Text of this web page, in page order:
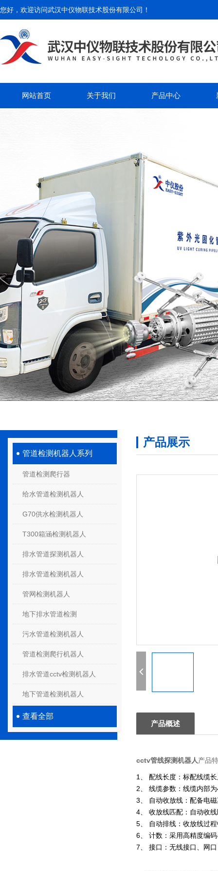
您好，欢迎访问武汉中仪物联技术股份有限公司 ！
网站首页 关于我们 产品中心
管道检测机器人系列
管道检测爬行器
给水管道检测机器人
G70供水检测机器人
T300箱涵检测机器人
排水管道探测机器人
排水管道检测机器人
管网检测机器人
地下排水管道检测
污水管道检测机器人
管道检测爬行机器人
排水管道cctv检测机器人
地下管道检测机器人
查看全部
产品展示
产品概述
cctv管线探测机器人产品
1、
配线长度：标配线缆
2、
线缆参数：线缆内部
3、
自动收放线：配备电
4、
收放线匹配：自动收
5、
自动排线：收放线过
6、
计数：采用高精度编
7、
接口：无线接口、网